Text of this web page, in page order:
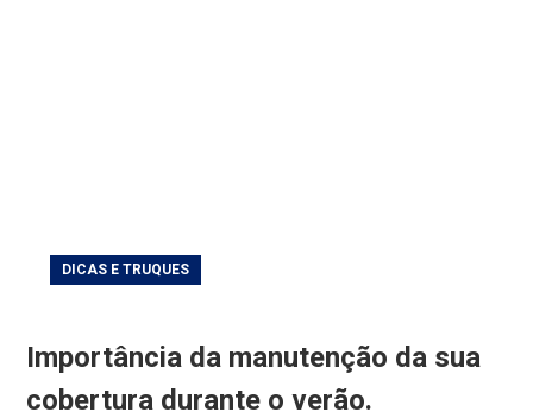
DICAS E TRUQUES
Importância da manutenção da sua
cobertura durante o verão.